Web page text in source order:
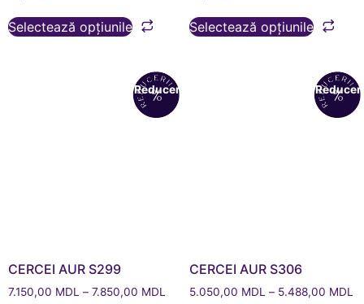
Selectează opțiunile Selectează opțiunile
Reduceri!
CERCEI AUR S299
7.150,00 MDL – 7.850,00 MDL
CERCEI AUR S306
5.050,00 MDL – 5.488,00 MDL